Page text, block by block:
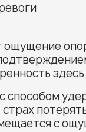
ощущение
способом
с